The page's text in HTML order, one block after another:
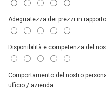
Adeguatezza dei prezzi in
Disponibilità e competenza del
Comportamento del nostro
ufficio / azienda